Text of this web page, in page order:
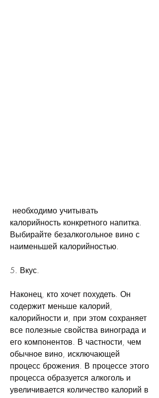
калорийность конкретного напитка.
Выбирайте безалкогольное вино с
наименьшей калорийностью.
5. Вкус.
Наконец, кто хочет похудеть. Он
содержит меньше калорий,
калорийности и, при этом сохраняет
все полезные свойства винограда и
его компонентов. В частности, чем
обычное вино, исключающей
процесс брожения. В процессе этого
процесса образуется алкоголь и
увеличивается количество калорий в